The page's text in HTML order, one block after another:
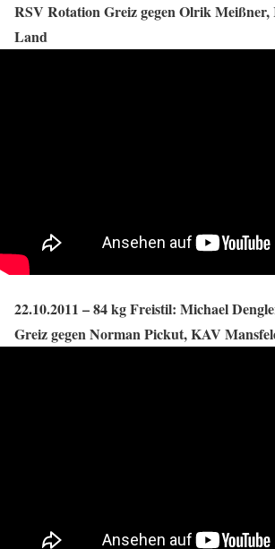
RSV Rotation Greiz gegen Olrik
Land
22.10.2011 – 84 kg Freistil: Michael
Greiz gegen Norman Pickut, KAV